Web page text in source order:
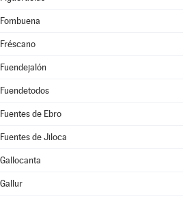
Fombuena
Fréscano
Fuendejalón
Fuendetodos
Fuentes de Ebro
Fuentes de Jiloca
Gallocanta
Gallur